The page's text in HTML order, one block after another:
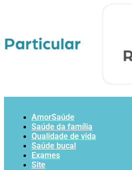
AmorSaúde
Saúde da família
Qualidade de vida
Saúde bucal
Exames
Site